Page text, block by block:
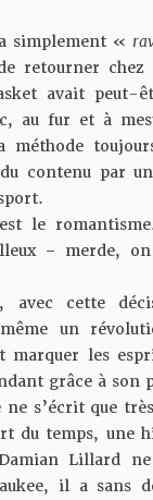
simplement «
retourner chez
avait peut-
au fur et à
méthode
contenu par
le
– merde,
avec cette
un
marquer les
grâce à son
ne s’écrit que
du temps, une
Lillard
il a sans